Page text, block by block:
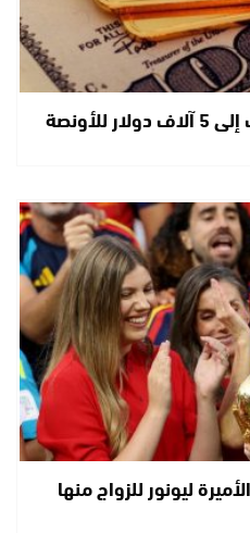
“UBS” يتوقع ارتفاع الذهب إلى 5 آلاف دولار للأونصة
ليونور للزواج منها